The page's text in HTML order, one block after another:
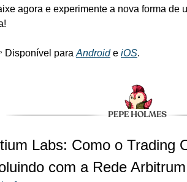
agora e experimente a nova forma de
Disponível para Android e iOS.
Labs: Como o Trading
com a Rede Arbitrum